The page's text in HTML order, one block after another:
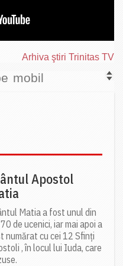
Arhiva ştiri Trinitas TV
mobil
Apostol
Matia a fost unul din
de ucenici, iar mai apoi a
numărat cu cei 12 Sfinți
, în locul lui Iuda, care